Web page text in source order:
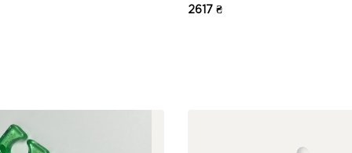
2617 ₴